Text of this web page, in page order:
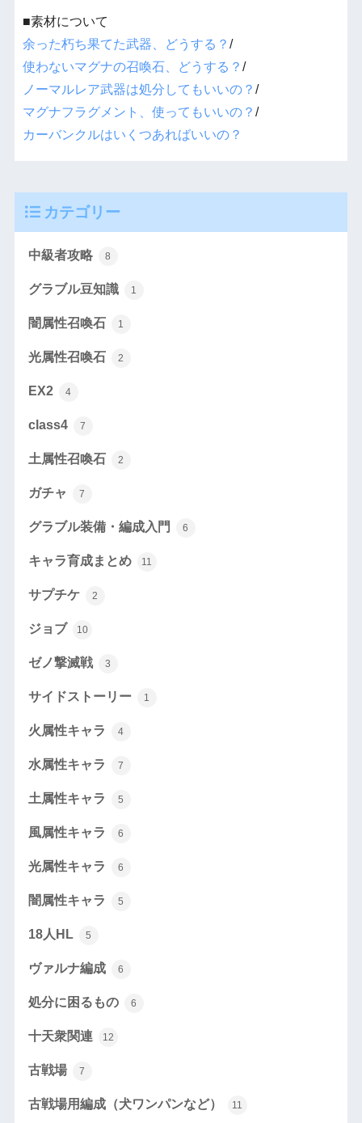
■素材について
余った朽ち果てた武器、どうする？ /
使わないマグナの召喚石、どうする？ /
ノーマルレア武器は処分してもいいの？ /
マグナフラグメント、使ってもいいの？ /
カーバンクルはいくつあればいいの？
カテゴリー
中級者攻略 8
グラブル豆知識 1
闇属性召喚石 1
光属性召喚石 2
EX2 4
class4 7
土属性召喚石 2
ガチャ 7
グラブル装備・編成入門 6
キャラ育成まとめ 11
サプチケ 2
ジョブ 10
ゼノ撃滅戦 3
サイドストーリー 1
火属性キャラ 4
水属性キャラ 7
土属性キャラ 5
風属性キャラ 6
光属性キャラ 6
闇属性キャラ 5
18人HL 5
ヴァルナ編成 6
処分に困るもの 6
十天衆関連 12
古戦場 7
古戦場用編成（犬ワンパンなど） 11